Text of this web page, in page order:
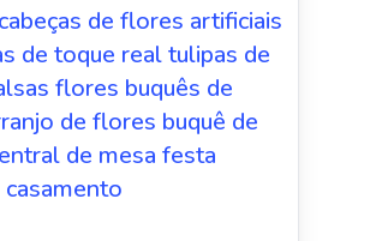
de flores artificiais
de toque real tulipas de
flores buquês de
de flores buquê de
de mesa festa